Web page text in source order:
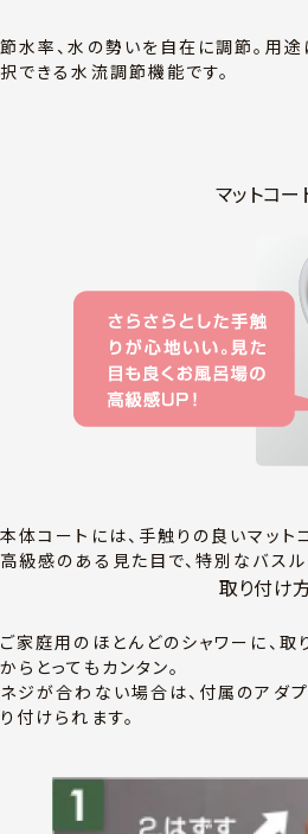
節水率、水の勢いを自在に調節。用
択できる水流調節機能です。
マットコー
本体コートには、手触りの良いマット
高級感のある見た目で、特別なバスル
取り付け
ご家庭用のほとんどのシャワーに、
からとってもカンタン。
ネジが合わない場合は、付属のアダプ
り付けられます。